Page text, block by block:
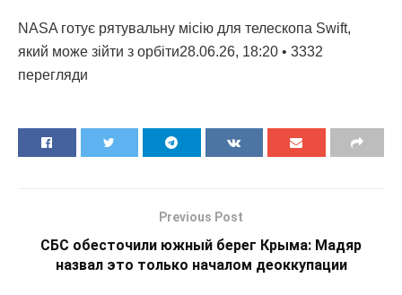
NASA готує рятувальну місію для телескопа Swift,
який може зійти з орбіти28.06.26, 18:20 • 3332
перегляди
Previous Post
СБС обесточили южный берег Крыма: Мадяр
назвал это только началом деоккупации